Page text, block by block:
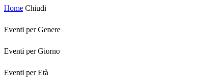
Home Chiudi
Eventi per Genere
Eventi per Giorno
Eventi per Età